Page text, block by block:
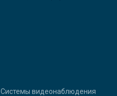
Системы видеонаблюдения